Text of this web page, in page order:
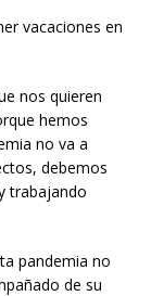
vacaciones en
nos quieren
hemos
no va a
debemos
trabajando
pandemia no
de su